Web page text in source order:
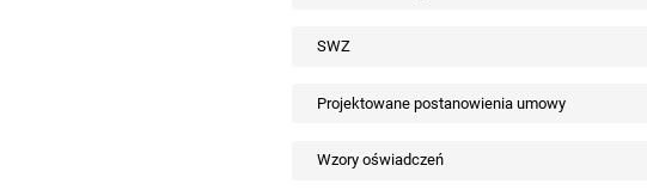
SWZ
Projektowane postanowienia umowy
Wzory oświadczeń